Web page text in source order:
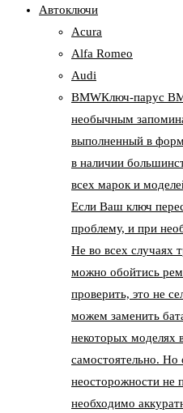
Автоключи
Acura
Alfa Romeo
Audi
BMWКлюч-парус
необычным
выполненный в
в наличии
всех марок и
Если Ваш ключ
проблему, и при
Не во всех случаях
можно обойтись
проверить, это не
можем заменить
некоторых моделях
самостоятельно. Но
неосторожности не
необходимо